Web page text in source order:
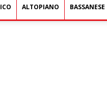
ALTOPIANO BASSANESE